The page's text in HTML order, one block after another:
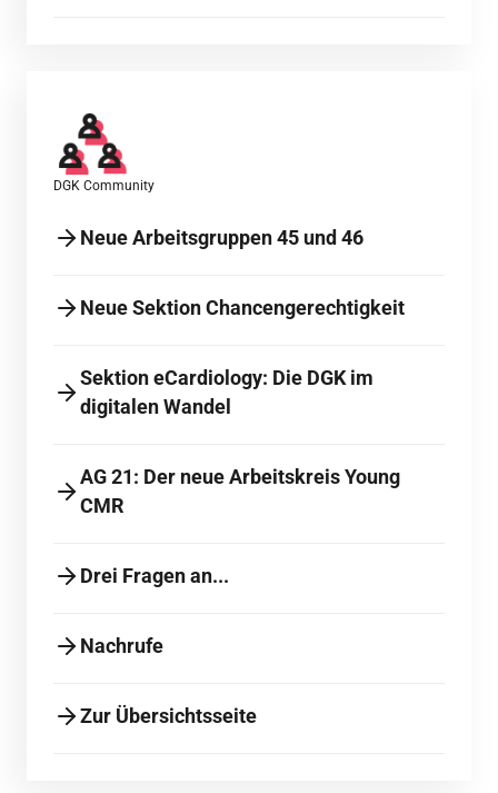
DGK Community
Neue Arbeitsgruppen 45 und 46
Neue Sektion Chancengerechtigkeit
Sektion eCardiology: Die DGK im
digitalen Wandel
AG 21: Der neue Arbeitskreis Young
CMR
Drei Fragen an...
Nachrufe
Zur Übersichtsseite